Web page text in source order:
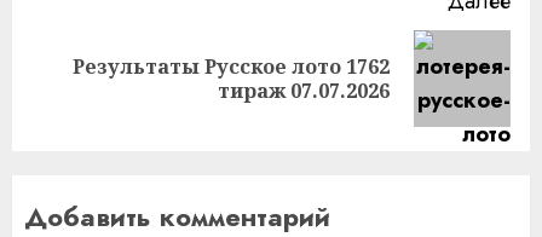
Следующая
Результаты Русское лото 1762
тираж 07.07.2026
Добавить комментарий